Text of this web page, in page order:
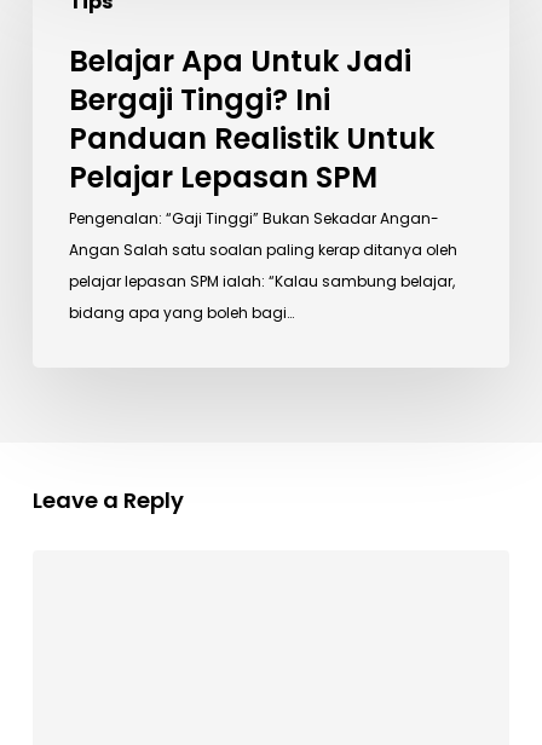
Bergaji
Tinggi?
Panduan
Realistik
Untuk
Pelajar
Lepasan
Belajar Apa Untuk Jadi
Bergaji Tinggi? Ini
Panduan Realistik Untuk
Pelajar Lepasan SPM
Pengenalan: “Gaji Tinggi” Bukan Sekadar Angan-
Angan Salah satu soalan paling kerap ditanya oleh
pelajar lepasan SPM ialah: “Kalau sambung belajar,
bidang apa yang boleh bagi…
Leave a Reply